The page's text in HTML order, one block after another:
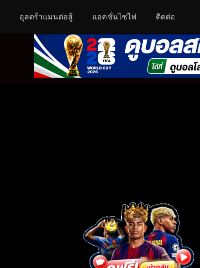
อุลตร้าแมนต่อสู้ แอคชั่นไซไฟ ติดต่อ